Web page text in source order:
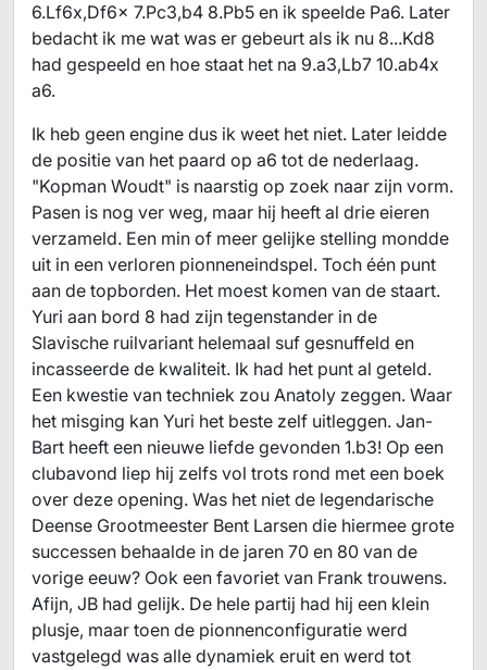
6.Lf6x,Df6x 7.Pc3,b4 8.Pb5 en ik speelde Pa6. Later
bedacht ik me wat was er gebeurt als ik nu 8...Kd8
had gespeeld en hoe staat het na 9.a3,Lb7 10.ab4x
a6.
Ik heb geen engine dus ik weet het niet. Later leidde
de positie van het paard op a6 tot de nederlaag.
"Kopman Woudt" is naarstig op zoek naar zijn vorm.
Pasen is nog ver weg, maar hij heeft al drie eieren
verzameld. Een min of meer gelijke stelling mondde
uit in een verloren pionneneindspel. Toch één punt
aan de topborden. Het moest komen van de staart.
Yuri aan bord 8 had zijn tegenstander in de
Slavische ruilvariant helemaal suf gesnuffeld en
incasseerde de kwaliteit. Ik had het punt al geteld.
Een kwestie van techniek zou Anatoly zeggen. Waar
het misging kan Yuri het beste zelf uitleggen. Jan-
Bart heeft een nieuwe liefde gevonden 1.b3! Op een
clubavond liep hij zelfs vol trots rond met een boek
over deze opening. Was het niet de legendarische
Deense Grootmeester Bent Larsen die hiermee grote
successen behaalde in de jaren 70 en 80 van de
vorige eeuw? Ook een favoriet van Frank trouwens.
Afijn, JB had gelijk. De hele partij had hij een klein
plusje, maar toen de pionnenconfiguratie werd
vastgelegd was alle dynamiek eruit en werd tot